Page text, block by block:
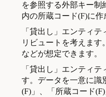
を参照する外部キー制
内の所蔵コード(F)に作
「貸出し」エンティ
リビュートを考えます
などが想定できます。
「貸出し」エンティ
す。データを一意に識
(F)」、「所蔵コード